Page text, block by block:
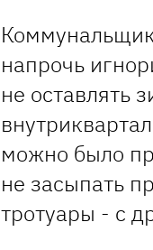
напрочь
не оставлять
можно было
не засыпать
тротуары - с